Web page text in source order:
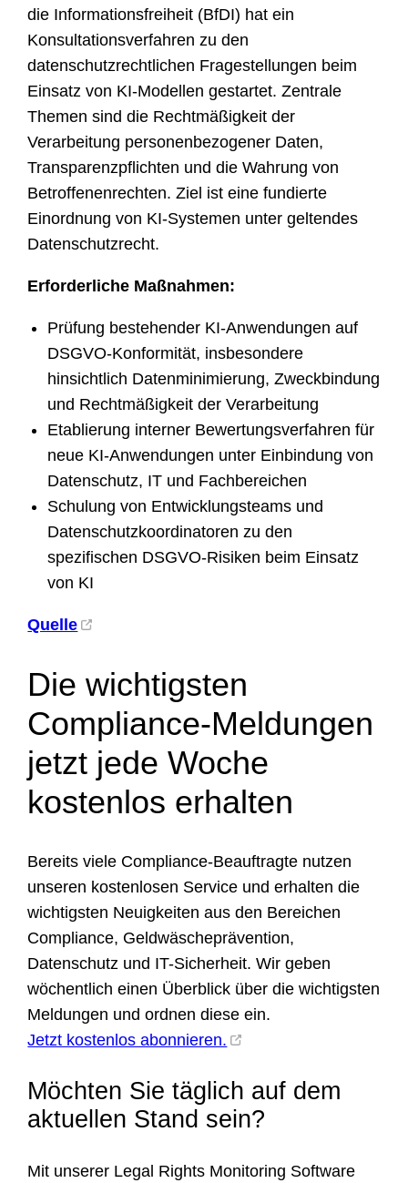
die Informationsfreiheit (BfDI) hat ein
Konsultationsverfahren zu den
datenschutzrechtlichen Fragestellungen beim
Einsatz von KI-Modellen gestartet. Zentrale
Themen sind die Rechtmäßigkeit der
Verarbeitung personenbezogener Daten,
Transparenzpflichten und die Wahrung von
Betroffenenrechten. Ziel ist eine fundierte
Einordnung von KI-Systemen unter geltendes
Datenschutzrecht.
Erforderliche Maßnahmen:
Prüfung bestehender KI-Anwendungen auf
DSGVO-Konformität, insbesondere
hinsichtlich Datenminimierung, Zweckbindung
und Rechtmäßigkeit der Verarbeitung
Etablierung interner Bewertungsverfahren für
neue KI-Anwendungen unter Einbindung von
Datenschutz, IT und Fachbereichen
Schulung von Entwicklungsteams und
Datenschutzkoordinatoren zu den
spezifischen DSGVO-Risiken beim Einsatz
von KI
Quelle
Die wichtigsten
Compliance-Meldungen
jetzt jede Woche
kostenlos erhalten
Bereits viele Compliance-Beauftragte nutzen
unseren kostenlosen Service und erhalten die
wichtigsten Neuigkeiten aus den Bereichen
Compliance, Geldwäscheprävention,
Datenschutz und IT-Sicherheit. Wir geben
wöchentlich einen Überblick über die wichtigsten
Meldungen und ordnen diese ein.
Jetzt kostenlos abonnieren.
Möchten Sie täglich auf dem
aktuellen Stand sein?
Mit unserer Legal Rights Monitoring Software